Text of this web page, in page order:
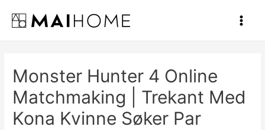
contenido
Main
Monster Hunter 4 Online
Matchmaking | Trekant Med
Kona Kvinne Søker Par